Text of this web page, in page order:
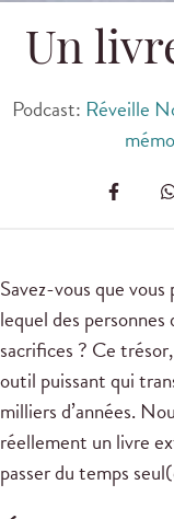
Un
Podcast: Réveille
Savez-vous que
lequel des personnes
sacrifices ? Ce
outil puissant qui
milliers d’années.
réellement un livre
passer du temps